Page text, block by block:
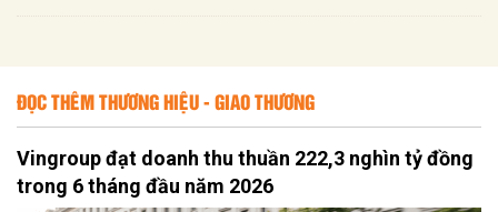
ĐỌC THÊM THƯƠNG HIỆU - GIAO THƯƠNG
Vingroup đạt doanh thu thuần 222,3 nghìn tỷ đồng
trong 6 tháng đầu năm 2026